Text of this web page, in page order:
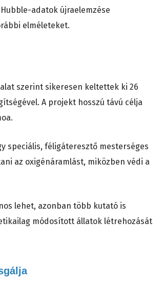
adatok újraelemzése
elméleteket.
szerint sikeresen keltettek ki 26
A projekt hosszú távú célja
speciális, féligáteresztő mesterséges
az oxigénáramlást, miközben védi a
lehet, azonban több kutató is
módosított állatok létrehozását